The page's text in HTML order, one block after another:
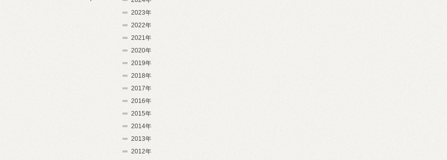
2023年
2022年
2021年
2020年
2019年
2018年
2017年
2016年
2015年
2014年
2013年
2012年